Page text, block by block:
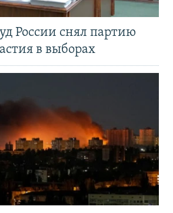
России снял партию
в выборах